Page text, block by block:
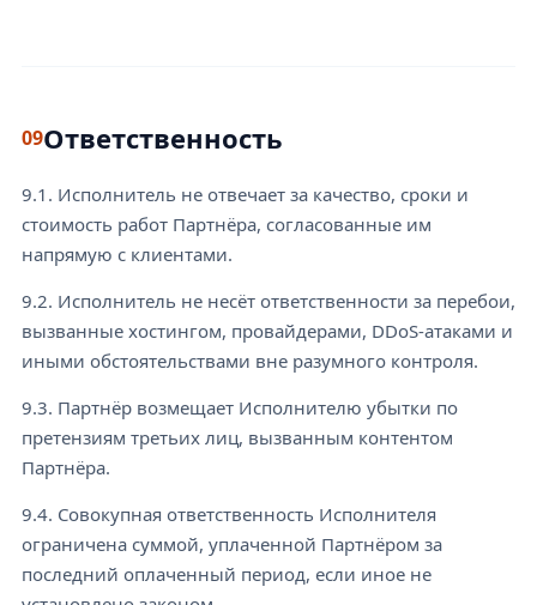
09Ответственность
9.1. Исполнитель не отвечает за качество, сроки и
стоимость работ Партнёра, согласованные им
напрямую с клиентами.
9.2. Исполнитель не несёт ответственности за перебои,
вызванные хостингом, провайдерами, DDoS-атаками и
иными обстоятельствами вне разумного контроля.
9.3. Партнёр возмещает Исполнителю убытки по
претензиям третьих лиц, вызванным контентом
Партнёра.
9.4. Совокупная ответственность Исполнителя
ограничена суммой, уплаченной Партнёром за
последний оплаченный период, если иное не